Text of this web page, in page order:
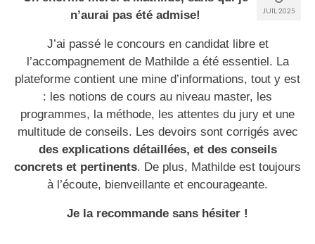
Ressources
★★★ Témoignages
À Propos
JUIL 2025
n’aurai pas été admise!
J’ai passé le concours en candidat libre et
l’accompagnement de Mathilde a été essentiel. La
plateforme contient une mine d’informations, tout y est
: les notions de cours au niveau master, les
programmes, la méthode, les attentes du jury et une
multitude de conseils. Les devoirs sont corrigés avec
des explications détaillées, et des conseils
concrets et pertinents. De plus, Mathilde est toujours
à l’écoute, bienveillante et encourageante.
Je la recommande sans hésiter !